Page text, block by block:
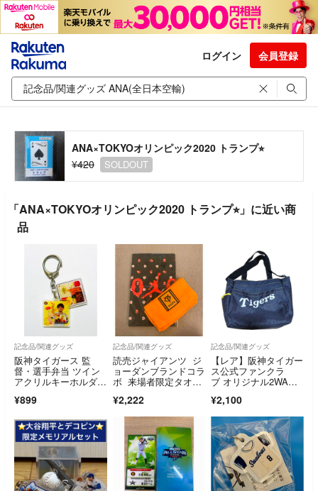
ログイン 会員登録
ANA×TOKYOオリンピック2020 トランプ⭐︎
¥420
SOLDOUT
「ANA×TOKYOオリンピック2020 トランプ⭐︎」に近い商
品
記念品/関連グッズ
阪神タイガース 監
督・選手弁当 ツイン
アクリルキーホルダ
¥899
記念品/関連グッズ
読売ジャイアンツ ジ
ョーダンブランドコラ
ボ 来場者限定タオル
¥2,222
記念品/関連グッズ
【レア】阪神タイガー
ス公式ファンクラ
ブ オリジナル2WA
¥2,100